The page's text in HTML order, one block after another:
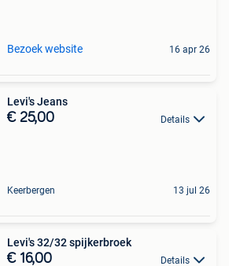
Bezoek website 16 apr 26
Levi's Jeans
€ 25,00 Details
Keerbergen 13 jul 26
Levi's 32/32 spijkerbroek
€ 16,00 Details